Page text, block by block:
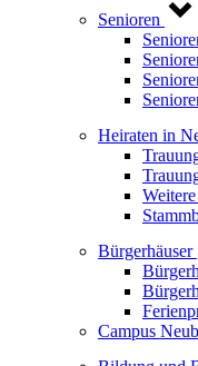
Senioren
Heiraten in
Bürgerhäuser
Campus